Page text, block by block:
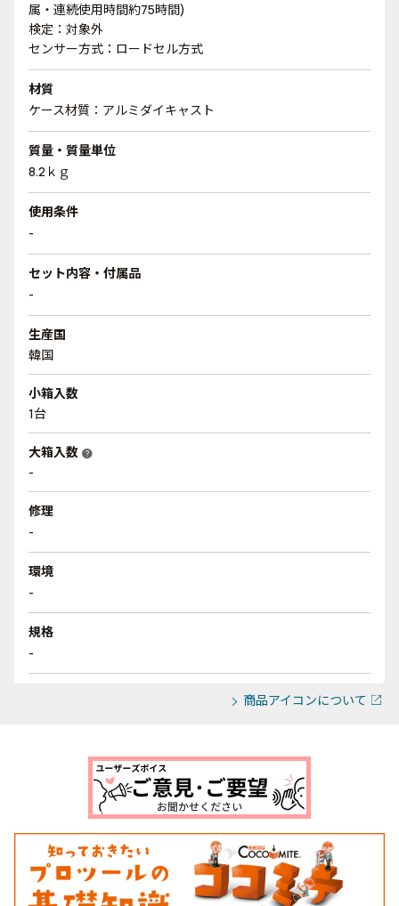
属・連続使用時間約75時間)
検定：対象外
センサー方式：ロードセル方式
材質
ケース材質：アルミダイキャスト
質量・質量単位
8.2ｋｇ
使用条件
-
セット内容・付属品
-
生産国
韓国
小箱入数
1台
大箱入数 help
-
修理
-
環境
-
規格
-
商品アイコンについて